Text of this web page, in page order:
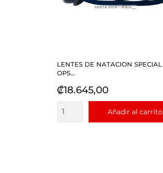
LENTES DE NATACION SPECIAL
OPS...
Precio
₡18.645,00
Añadir al carrito